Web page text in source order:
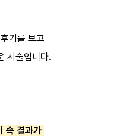
기를 보고
시술입니다.
속 결과가